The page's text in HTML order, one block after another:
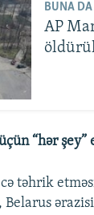
BUNA
AP
“hər şey”
təhrik